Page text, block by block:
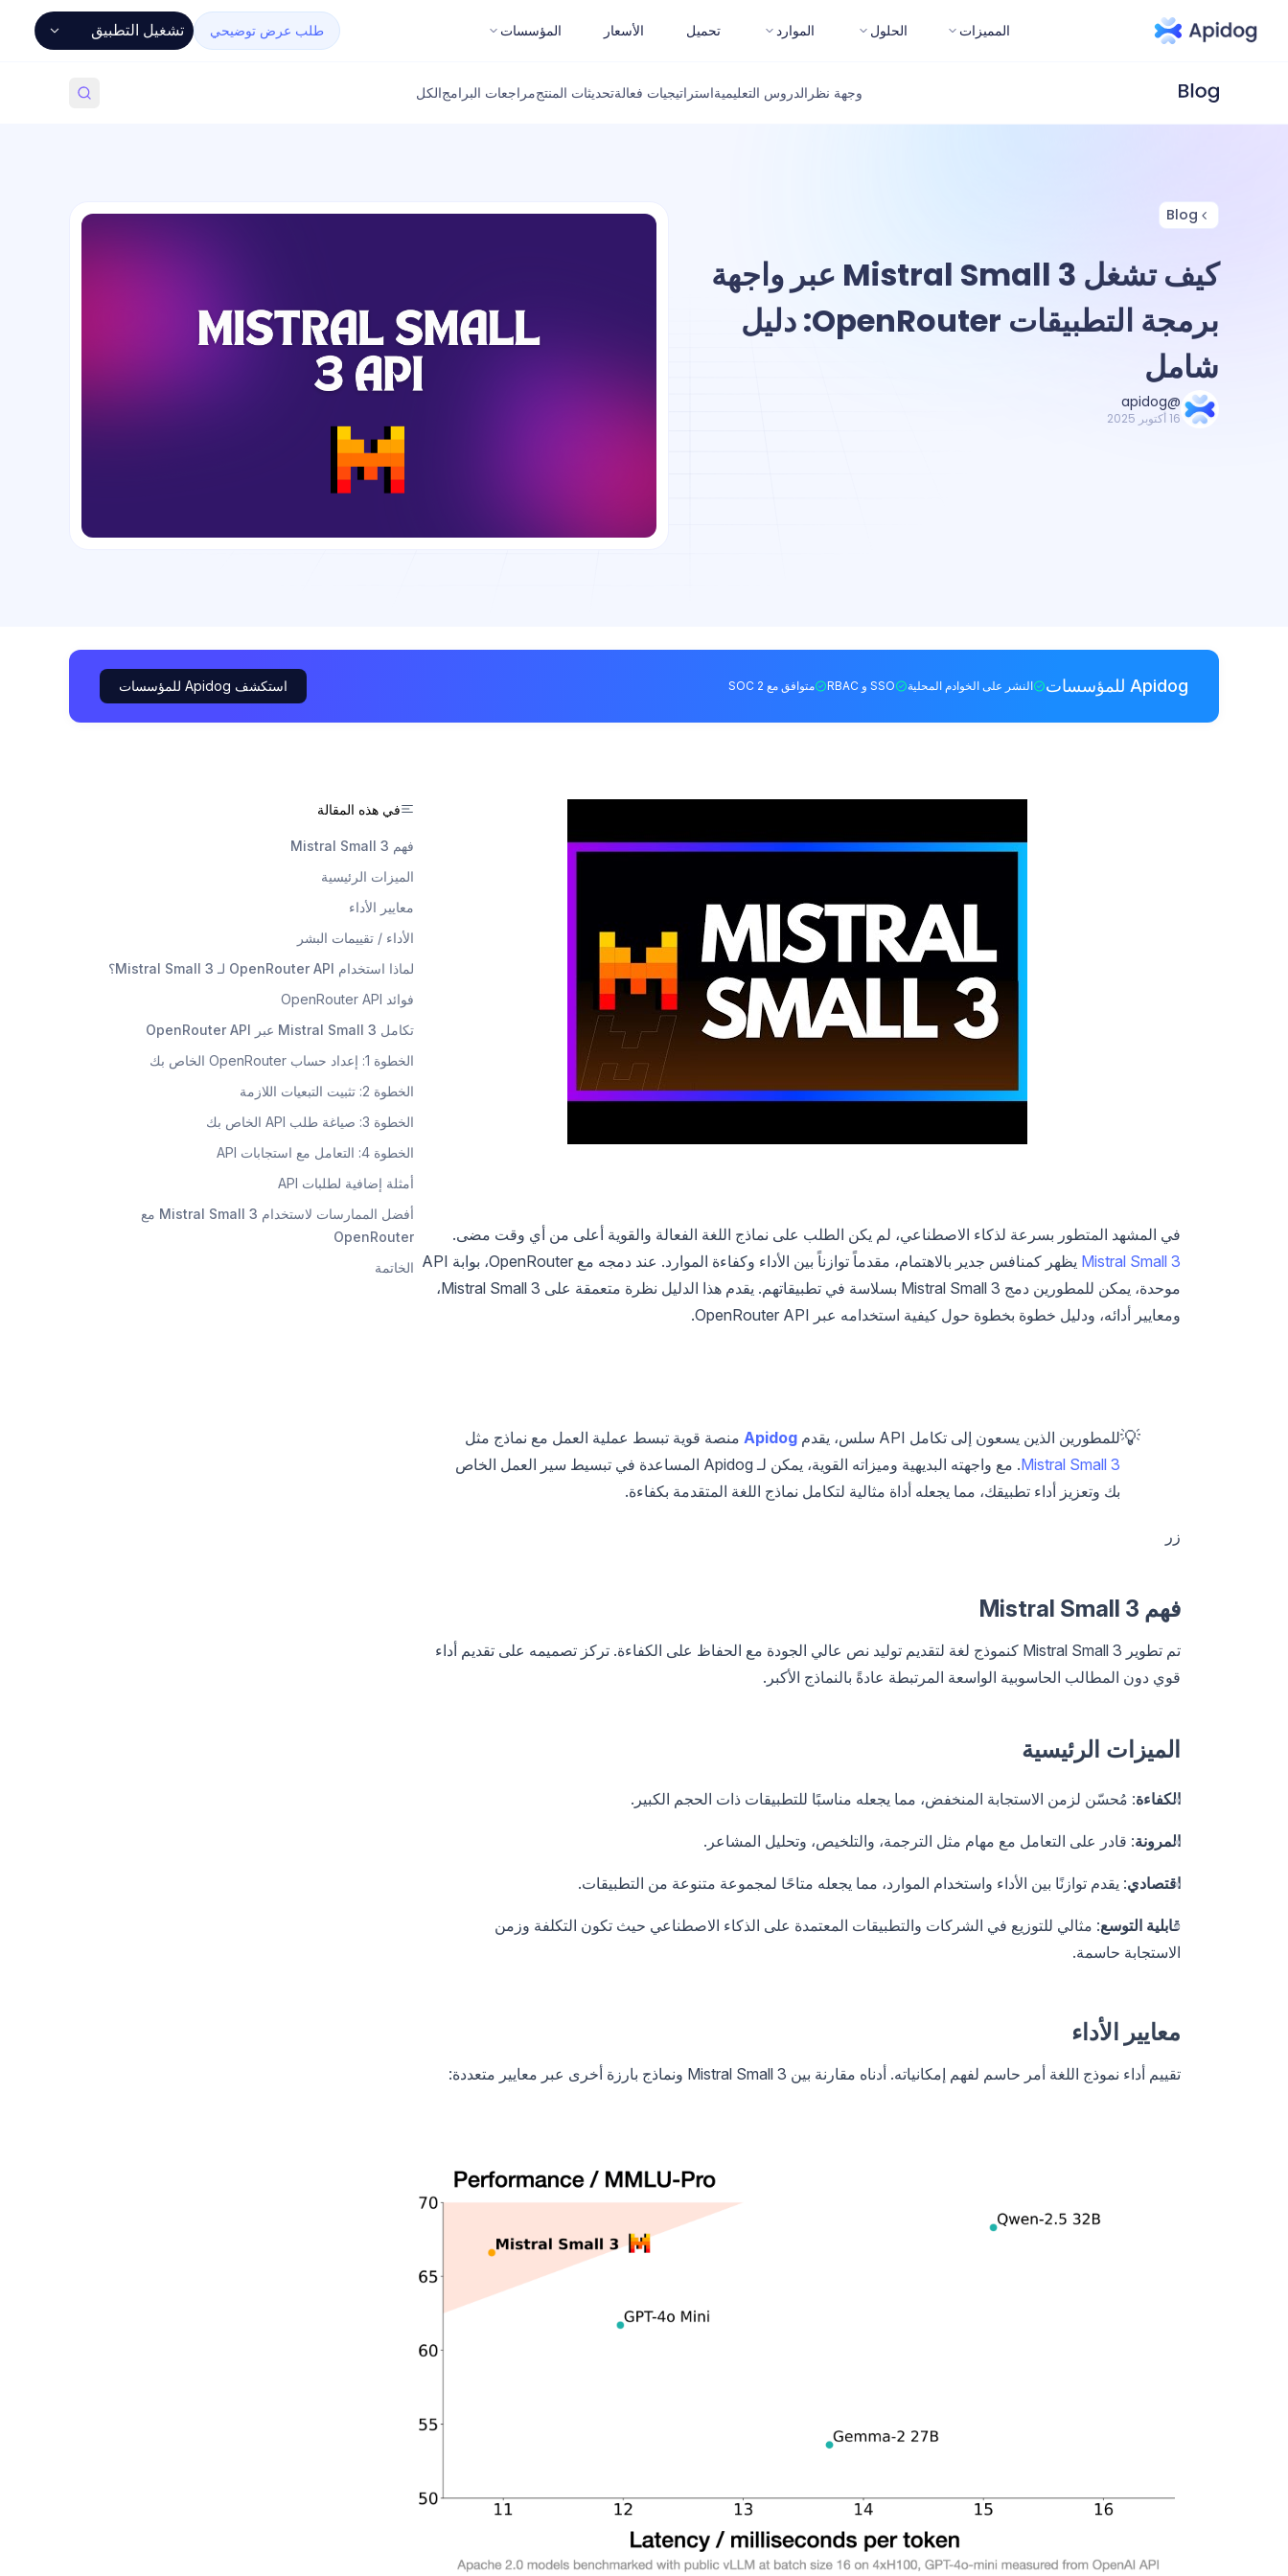
المميزات الحلول الموارد تحميل الأسعار المؤسسات طلب عرض توضيحي تشغيل التطبيق
وجهة نظر الدروس التعليميةاستراتيجيات فعالةتحديثات المنتجمراجعات البرامجالكل
Blog
كيف تشغل Mistral Small 3 عبر واجهة
برمجة التطبيقات OpenRouter: دليل
شامل
@apidog
16 أكتوبر 2025
Apidog للمؤسسات النشر على الخوادم المحلية SSO و RBAC متوافق مع SOC 2 استكشف Apidog للمؤسسات
في المشهد المتطور بسرعة لذكاء الاصطناعي، لم يكن الطلب على نماذج اللغة الفعالة والقوية أعلى من أي وقت مضى.
Mistral Small 3
يظهر كمنافس جدير بالاهتمام، مقدماً توازناً بين الأداء وكفاءة الموارد. عند دمجه مع OpenRouter، بوابة API
موحدة، يمكن للمطورين دمج Mistral Small 3 بسلاسة في تطبيقاتهم. يقدم هذا الدليل نظرة متعمقة على Mistral Small 3،
ومعايير أدائه، ودليل خطوة بخطوة حول كيفية استخدامه عبر OpenRouter API.
💡للمطورين الذين يسعون إلى تكامل API سلس، يقدم Apidog منصة قوية تبسط عملية العمل مع نماذج مثل
Mistral Small 3
. مع واجهته البديهية وميزاته القوية، يمكن لـ Apidog المساعدة في تبسيط سير العمل الخاص
بك وتعزيز أداء تطبيقك، مما يجعله أداة مثالية لتكامل نماذج اللغة المتقدمة بكفاءة.
زر
فهم Mistral Small 3
تم تطوير Mistral Small 3 كنموذج لغة لتقديم توليد نص عالي الجودة مع الحفاظ على الكفاءة. تركز تصميمه على تقديم أداء
قوي دون المطالب الحاسوبية الواسعة المرتبطة عادةً بالنماذج الأكبر.
الميزات الرئيسية
الكفاءة: مُحسّن لزمن الاستجابة المنخفض، مما يجعله مناسبًا للتطبيقات ذات الحجم الكبير.
المرونة: قادر على التعامل مع مهام مثل الترجمة، والتلخيص، وتحليل المشاعر.
اقتصادي: يقدم توازنًا بين الأداء واستخدام الموارد، مما يجعله متاحًا لمجموعة متنوعة من التطبيقات.
قابلية التوسع: مثالي للتوزيع في الشركات والتطبيقات المعتمدة على الذكاء الاصطناعي حيث تكون التكلفة وزمن
الاستجابة حاسمة.
معايير الأداء
تقييم أداء نموذج اللغة أمر حاسم لفهم إمكانياته. أدناه مقارنة بين Mistral Small 3 ونماذج بارزة أخرى عبر معايير متعددة:
في هذه المقالة
فهم Mistral Small 3
الميزات الرئيسية
معايير الأداء
الأداء / تقييمات البشر
لماذا استخدام OpenRouter API لـ Mistral Small 3؟
فوائد OpenRouter API
تكامل Mistral Small 3 عبر OpenRouter API
الخطوة 1: إعداد حساب OpenRouter الخاص بك
الخطوة 2: تثبيت التبعيات اللازمة
الخطوة 3: صياغة طلب API الخاص بك
الخطوة 4: التعامل مع استجابات API
أمثلة إضافية لطلبات API
أفضل الممارسات لاستخدام Mistral Small 3 مع
OpenRouter
الخاتمة